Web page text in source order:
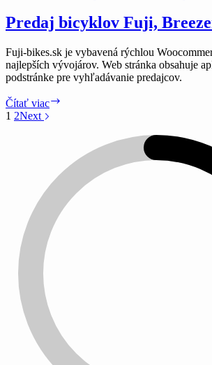
Predaj bicyklov Fuji,
Fuji-bikes.sk je vybavená rýchlou
najlepších vývojárov. Web stránka obsahuje
podstránke pre vyhľadávanie predajcov.
Čítať viac
1 2Next